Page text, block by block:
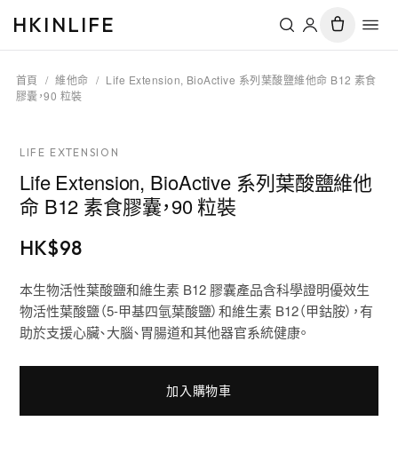
HKINLIFE
首頁 / 維他命 / Life Extension, BioActive 系列葉酸鹽維他命 B12 素食
膠囊，90 粒裝
LIFE EXTENSION
Life Extension, BioActive 系列葉酸鹽維他
命 B12 素食膠囊，90 粒裝
HK$98
本生物活性葉酸鹽和維生素 B12 膠囊產品含科學證明優效生
物活性葉酸鹽（5-甲基四氫葉酸鹽）和維生素 B12（甲鈷胺），有
助於支援心臟、大腦、胃腸道和其他器官系統健康。
加入購物車